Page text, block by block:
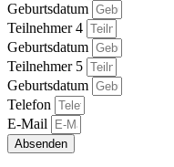
Geburtsdatum
Teilnehmer 4
Geburtsdatum
Teilnehmer 5
Geburtsdatum
Telefon
E-Mail
Absenden